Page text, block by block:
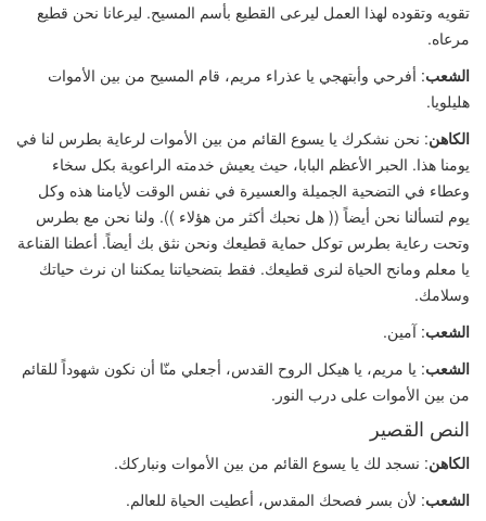
تقويه وتقوده لهذا العمل ليرعى القطيع بأسم المسيح. ليرعانا نحن قطيع
مرعاه.
الشعب: أفرحي وأبتهجي يا عذراء مريم، قام المسيح من بين الأموات
هليلويا.
الكاهن: نحن نشكرك يا يسوع القائم من بين الأموات لرعاية بطرس لنا في
يومنا هذا. الحبر الأعظم البابا، حيث يعيش خدمته الراعوية بكل سخاء
وعطاء في التضحية الجميلة والعسيرة في نفس الوقت لأيامنا هذه وكل
يوم لتسألنا نحن أيضاً (( هل نحبك أكثر من هؤلاء )). ولنا نحن مع بطرس
وتحت رعاية بطرس توكل حماية قطيعك ونحن نثق بك أيضاً. أعطنا القناعة
يا معلم ومانح الحياة لنرى قطيعك. فقط بتضحياتنا يمكننا ان نرث حياتك
وسلامك.
الشعب: آمين.
الشعب: يا مريم، يا هيكل الروح القدس، أجعلي منّا أن نكون شهوداً للقائم
من بين الأموات على درب النور.
النص القصير
الكاهن: نسجد لك يا يسوع القائم من بين الأموات ونباركك.
الشعب: لأن بسر فصحك المقدس، أعطيت الحياة للعالم.